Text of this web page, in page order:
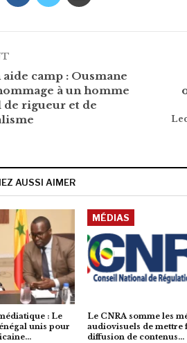
aide camp : Ousmane
à un homme
rigueur et de
AUSSI AIMER
: Le
unis pour
MÉDIAS
Le CNRA somme les
audiovisuels de mettre
diffusion de contenus…